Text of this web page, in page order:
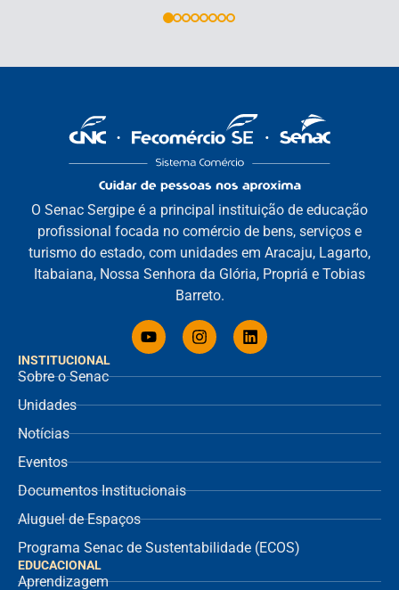
INSTITUCIONAL
Sobre o Senac
Unidades
Notícias
Eventos
Documentos Institucionais
Aluguel de Espaços
Programa Senac de Sustentabilidade (ECOS)
EDUCACIONAL
Aprendizagem
O Senac Sergipe é a principal instituição de educação
profissional focada no comércio de bens, serviços e
turismo do estado, com unidades em Aracaju, Lagarto,
Itabaiana, Nossa Senhora da Glória, Propriá e Tobias
Barreto.